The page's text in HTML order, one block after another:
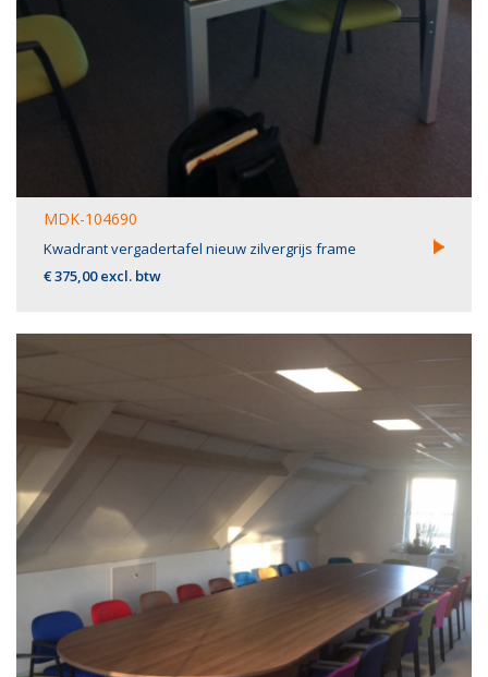
MDK-104690
Kwadrant vergadertafel nieuw zilvergrijs frame
€ 375,00 excl. btw